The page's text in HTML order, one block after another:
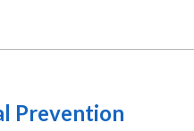
Prevention